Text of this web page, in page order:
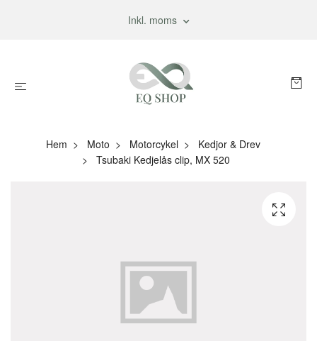
Inkl. moms
Hem Moto Motorcykel
Kedjor & Drev
Tsubaki Kedjelås clip, MX 520